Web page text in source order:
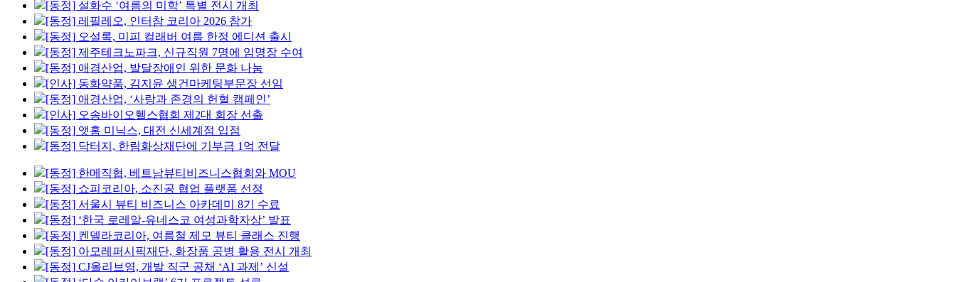
[동정] 설화수 ‘여름의 미학’ 특별 전시 개최
[동정] 레필레오, 인터참 코리아 2026 참가
[동정] 오설록, 미피 컬래버 여름 한정 에디션 출시
[동정] 제주테크노파크, 신규직원 7명에 임명장 수여
[동정] 애경산업, 발달장애인 위한 문화 나눔
[인사] 동화약품, 김지윤 생건마케팅부문장 선임
[동정] 애경산업, ‘사랑과 존경의 헌혈 캠페인’
[인사] 오송바이오헬스협회 제2대 회장 선출
[동정] 앳홈 미닉스, 대전 신세계점 입점
[동정] 닥터지, 한림화상재단에 기부금 1억 전달
[동정] 한메직협, 베트남뷰티비즈니스협회와 MOU
[동정] 쇼피코리아, 소진공 협업 플랫폼 선정
[동정] 서울시 뷰티 비즈니스 아카데미 8기 수료
[동정] ‘한국 로레알-유네스코 여성과학자상’ 발표
[동정] 켄델라코리아, 여름철 제모 뷰티 클래스 진행
[동정] 아모레퍼시픽재단, 화장품 공병 활용 전시 개최
[동정] CJ올리브영, 개발 직군 공채 ‘AI 과제’ 신설